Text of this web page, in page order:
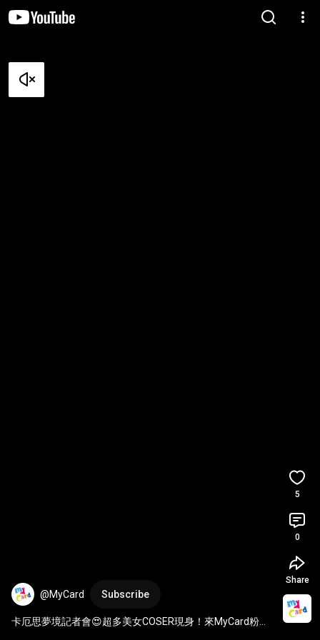
@MyCard Subscribe
卡厄思夢境記者會😍超多美女COSER現身！來MyCard粉絲
5
0
Share